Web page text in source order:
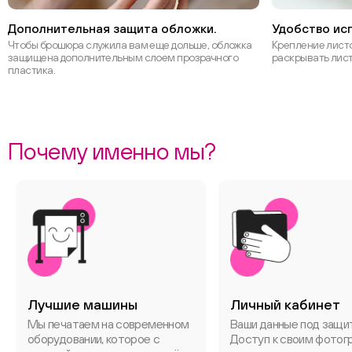
Дополнительная защита обложки.
Чтобы брошюра служила вам еще дольше, обложка
защищена дополнительным слоем прозрачного
пластика.
Удобство
Крепление
раскрывать
Почему именно мы?
Лучшие машины
Мы печатаем на современном
оборудовании, которое с
Личный кабинет
Ваши данные под
Доступ к своим